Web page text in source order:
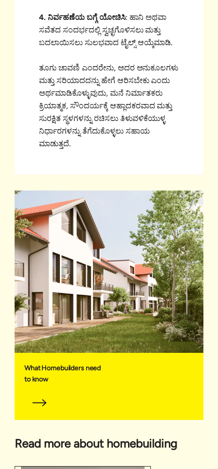
4. ನಿರ್ವಹಣೆಯ ಬಗ್ಗೆ ಯೋಚಿಸಿ: ಹಾನಿ ಅಥವಾ
ಸವೆತದ ಸಂದರ್ಭದಲ್ಲಿ ಸ್ವಚ್ಛಗೊಳಿಸಲು ಮತ್ತು
ಬದಲಾಯಿಸಲು ಸುಲಭವಾದ ಟೈಲ್ಸ್ ಆಯ್ಕೆಮಾಡಿ.
ತೂಗು ಚಾವಣಿ ಎಂದರೇನು, ಅದರ ಅನುಕೂಲಗಳು
ಮತ್ತು ಸರಿಯಾದದನ್ನು ಹೇಗೆ ಆರಿಸಬೇಕು ಎಂದು
ಅರ್ಥಮಾಡಿಕೊಳ್ಳುವುದು, ಮನೆ ನಿರ್ಮಾತಕರು
ಕ್ರಿಯಾತ್ಮಕ, ಸೌಂದರ್ಯಕ್ಕೆ ಆಹ್ಲಾದಕರವಾದ ಮತ್ತು
ಸುರಕ್ಷಿತ ಸ್ಥಳಗಳನ್ನು ರಚಿಸಲು ತಿಳುವಳಿಕೆಯುಳ್ಳ
ನಿರ್ಧಾರಗಳನ್ನು ತೆಗೆದುಕೊಳ್ಳಲು ಸಹಾಯ
ಮಾಡುತ್ತದೆ.
What Homebuilders need
to know
Read more about homebuilding